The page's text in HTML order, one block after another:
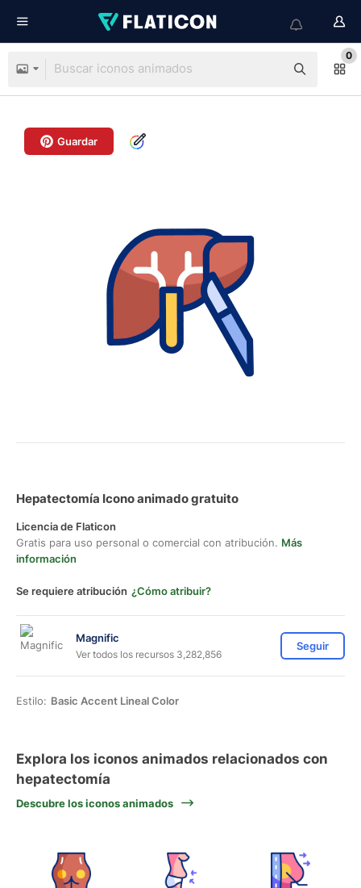
0
Guardar
Hepatectomía Icono animado gratuito
Licencia de Flaticon
Gratis para uso personal o comercial con atribución. Más
información
Se requiere atribución ¿Cómo atribuir?
Magnific
Ver todos los recursos 3,282,856
Seguir
Estilo: Basic Accent Lineal Color
Explora los iconos animados relacionados con
hepatectomía
Descubre los iconos animados